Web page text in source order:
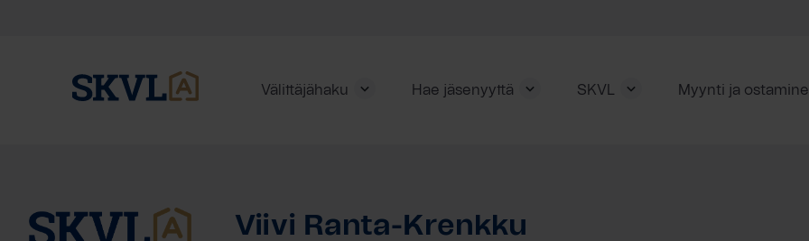
Välittäjähaku Hae jäsenyyttä SKVL Myynti ja
Viivi Ranta-Krenkku